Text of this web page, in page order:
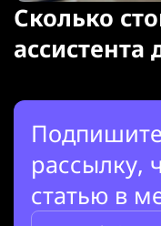
Сколько
ассистента
рассылку,
статью в